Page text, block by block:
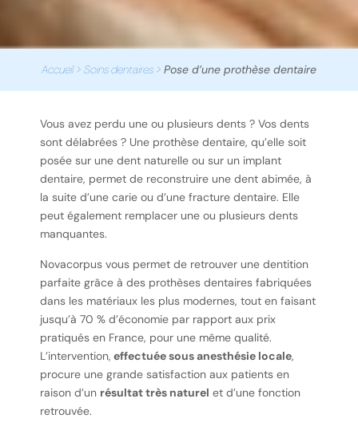
Accueil> Soins dentaires > Pose d’une prothèse dentaire
Vous avez perdu une ou plusieurs dents ? Vos dents
sont délabrées ? Une prothèse dentaire, qu’elle soit
posée sur une dent naturelle ou sur un implant
dentaire, permet de reconstruire une dent abimée, à
la suite d’une carie ou d’une fracture dentaire. Elle
peut également remplacer une ou plusieurs dents
manquantes.
Novacorpus vous permet de retrouver une dentition
parfaite grâce à des prothèses dentaires fabriquées
dans les matériaux les plus modernes, tout en faisant
jusqu’à 70 % d’économie par rapport aux prix
pratiqués en France, pour une même qualité.
L’intervention, effectuée sous anesthésie locale,
procure une grande satisfaction aux patients en
raison d’un résultat très naturel et d’une fonction
retrouvée.